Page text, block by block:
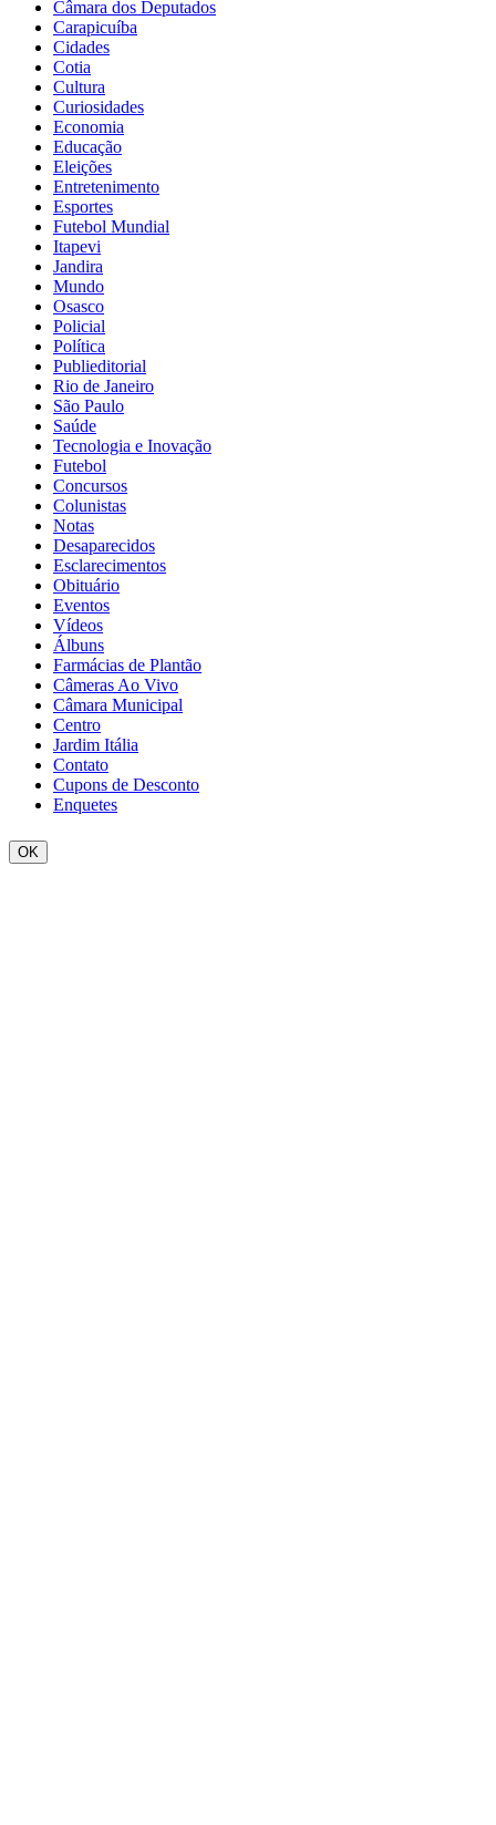
Câmara dos Deputados
Carapicuíba
Cidades
Cotia
Cultura
Curiosidades
Economia
Educação
Eleições
Entretenimento
Esportes
Futebol Mundial
Itapevi
Jandira
Mundo
Osasco
Policial
Política
Publieditorial
Rio de Janeiro
São Paulo
Saúde
Tecnologia e Inovação
Futebol
Concursos
Colunistas
Notas
Desaparecidos
Esclarecimentos
Obituário
Eventos
Vídeos
Álbuns
Farmácias de Plantão
Câmeras Ao Vivo
Câmara Municipal
Centro
Jardim Itália
Contato
Cupons de Desconto
Enquetes
OK